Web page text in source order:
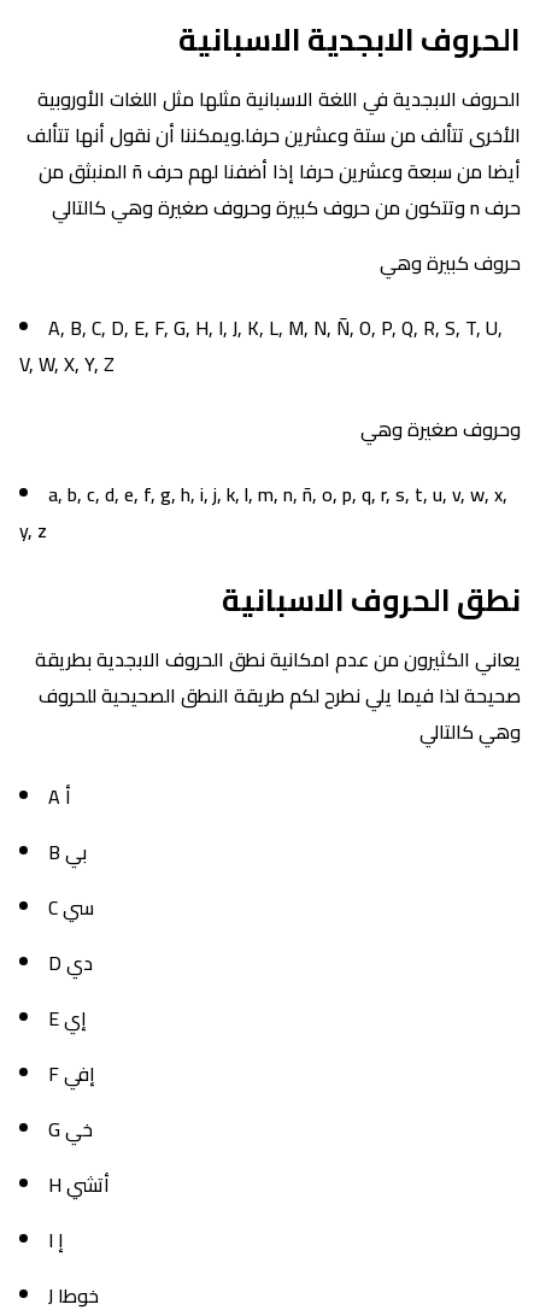
الحروف الابجدية الاسبانية
الحروف الابجدية في اللغة الاسبانية مثلها مثل اللغات الأوروبية
الأخرى تتألف من ستة وعشرين حرفا.ويمكننا أن نقول أنها تتألف
أيضا من سبعة وعشرين حرفا إذا أضفنا لهم حرف ñ المنبثق من
حرف n وتتكون من حروف كبيرة وحروف صغيرة وهي كالتالي
حروف كبيرة وهي
A, B, C, D, E, F, G, H, I, J, K, L, M, N, Ñ, O, P, Q, R, S, T, U,
V, W, X, Y, Z
وحروف صغيرة وهي
a, b, c, d, e, f, g, h, i, j, k, l, m, n, ñ, o, p, q, r, s, t, u, v, w, x,
y, z
نطق الحروف الاسبانية
يعاني الكثيرون من عدم امكانية نطق الحروف الابجدية بطريقة
صحيحة لذا فيما يلي نطرح لكم طريقة النطق الصحيحية للحروف
وهي كالتالي
A أ
B بي
C سي
D دي
E إي
F إفي
G خي
H أتشي
I إ
J خوطا